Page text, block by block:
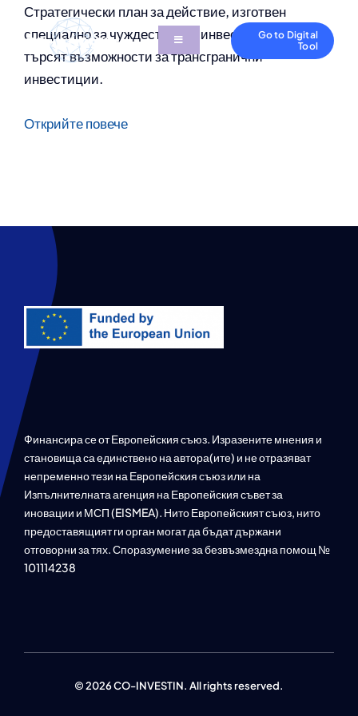
Skip
content
Toggle
Navigation
Go to Digital
Tool
Стратегически план за действие, изготвен
специално за чуждестранни инвеститори, които
търсят възможности за трансгранични
инвестиции.
Открийте повече
Финансира се от Европейския съюз. Изразените мнения и
становища са единствено на автора(ите) и не отразяват
непременно тези на Европейския съюз или на
Изпълнителната агенция на Европейския съвет за
иновации и МСП (EISMEA). Нито Европейският съюз, нито
предоставящият ги орган могат да бъдат държани
отговорни за тях. Споразумение за безвъзмездна помощ №
101114238
© 2026 CO-INVESTIN. All rights reserved.